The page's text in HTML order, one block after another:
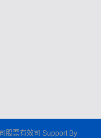
股票有效司 Support By